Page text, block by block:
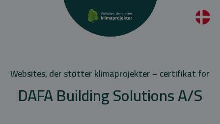
Websites, der støtter klimaprojekter – certifikat for
DAFA Building Solutions A/S